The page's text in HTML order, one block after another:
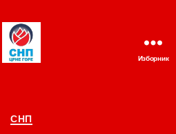
Изборник
Категорије
СНП